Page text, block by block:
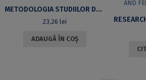
METODOLOGIA STUDIILOR DE SECURITATE
23,26lei
ADAUGĂ ÎN COȘ